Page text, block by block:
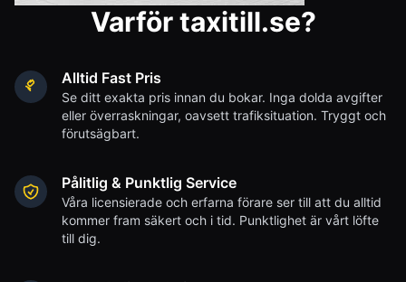
Varför taxitill.se?
Alltid Fast Pris
Se ditt exakta pris innan du bokar. Inga dolda avgifter
eller överraskningar, oavsett trafiksituation. Tryggt och
förutsägbart.
Pålitlig & Punktlig Service
Våra licensierade och erfarna förare ser till att du alltid
kommer fram säkert och i tid. Punktlighet är vårt löfte
till dig.